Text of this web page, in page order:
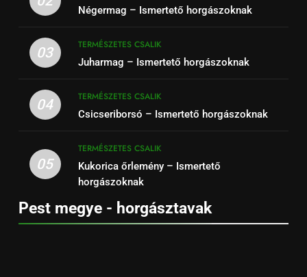
Négermag – Ismertető horgászoknak
03
TERMÉSZETES CSALIK
Juharmag – Ismertető horgászoknak
04
TERMÉSZETES CSALIK
Csicseriborsó – Ismertető horgászoknak
05
TERMÉSZETES CSALIK
Kukorica őrlemény – Ismertető
horgászoknak
Pest megye - horgásztavak